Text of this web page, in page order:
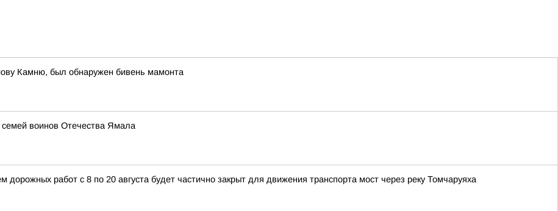
Камню, был обнаружен бивень мамонта
воинов Отечества Ямала
работ с 8 по 20 августа будет частично закрыт для движения транспорта мост через реку Томчаруяха